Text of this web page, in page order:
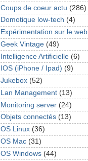
Coups de coeur actu (286)
Domotique low-tech (4)
Expérimentation sur le web
Geek Vintage (49)
Intelligence Artificielle (6)
IOS (iPhone / Ipad) (9)
Jukebox (52)
Lan Management (13)
Monitoring server (24)
Objets connectés (13)
OS Linux (36)
OS Mac (31)
OS Windows (44)